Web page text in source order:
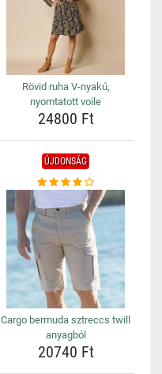
Rövid ruha V-nyakú,
nyomtatott voile
24800 Ft
ÚJDONSÁG
Cargo bermuda sztreccs twill
anyagból
20740 Ft